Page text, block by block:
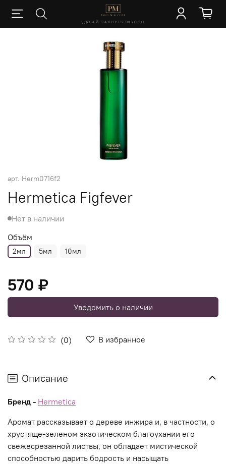
ДАВАЙ ПАХНУТЬ ВКУСНО
арт. Herm0716f2
Hermetica Figfever
(0) В избранное
Нет в наличии
Объём
2мл 5мл 10мл
570 ₽
Уведомить о наличии
Описание
Бренд - Hermetica
Аромат рассказывает о дереве инжира и, в частности, о
хрустяще-зеленом экзотическом благоухании его
свежесрезанной листвы, он обладает мистической
способностью дарить бодрость и насыщать